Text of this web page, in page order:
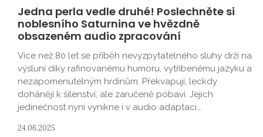
Jedna perla vedle druhé! Poslechněte si
noblesního Saturnina ve hvězdně
obsazeném audio zpracování
Více než 80 let se příběh nevyzpytatelného sluhy drží na
výsluní díky rafinovanému humoru, vytříbenému jazyku a
nezapomenutelným hrdinům. Překvapují, leckdy
dohánějí k šílenství, ale zaručeně pobaví. Jejich
jedinečnost nyní vynikne i v audio adaptaci...
24.06.2025